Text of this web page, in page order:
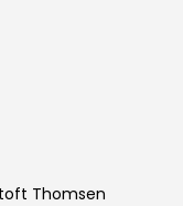
Thomsen